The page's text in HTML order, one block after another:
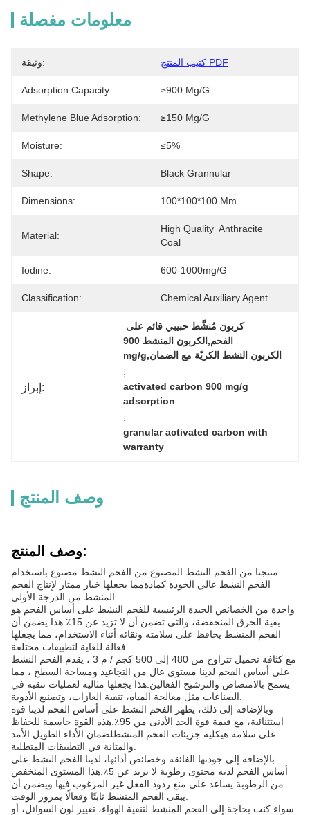
معلومات مفصلة
وثيقة: كتيب المنتج PDF
Adsorption Capacity: ≥900 Mg/g
Methylene Blue Adsorption: ≥150 Mg/g
Moisture: ≤5%
Shape: Black Grannular
Dimensions: 100*100*100 Mm
Material:
High Quality  Anthracite
Coal
Iodine: 600-1000mg/g
Classification: Chemical Auxiliary Agent
إبراز:
الفحم,الكربون المنشط 900
mg/g,الكربون النشط الكريّة مع الضمان
,
activated carbon 900 mg/g
adsorption
,
granular activated carbon with
warranty
وصف المنتج
وصف المنتج:
منتجنا من الفحم النشط المصنوع من الفحم النشط مصنوع باستخدام
الفحم النشط عالي الجودة كمادةمما يجعلها خيار ممتاز لإنتاج الفحم
واحدة من الخصائص الجيدة الرئيسية للفحم النشط على أساس الفحم هو
بقية الحرق المنخفضة، والتي تضمن أن لا تزيد عن 15٪.هذا يضمن أن
الفحم المنشط يحافظ على سلامته ونقائه أثناء الاستخدام، مما يجعلها
مع كثافة تحميل تتراوح من 480 إلى 500 كجم / م 3 ، يقدم الفحم النشط
على أساس الفحم لدينا مستوى عال من التجاعيد ومساحة السطح ، مما
يسمح بالامتصاص والترشيح الفعالين.هذا يجعلها مثالية لعمليات تنقية في
وبالإضافة إلى ذلك، يظهر الفحم النشط على أساس الفحم لدينا قوة
استثنائية، مع قيمة قوة الحد الأدنى من 95٪.هذه القوة حاسمة للحفاظ
على سلامة هيكلية جزيئات الفحم المنشطلضمان الأداء الطويل الأمد
بالإضافة إلى جودتها الفائقة وخصائص أدائها، لدينا الفحم النشط على
أساس الفحم لديه محتوى رطوبة لا يزيد عن 5٪.هذا المستوى المنخفض
من الرطوبة يساعد على منع ردود الفعل غير المرغوب فيها ويضمن أن
سواء كنت بحاجة إلى الفحم المنشط لتنقية الهواء، تغيير لون السوائل، أو